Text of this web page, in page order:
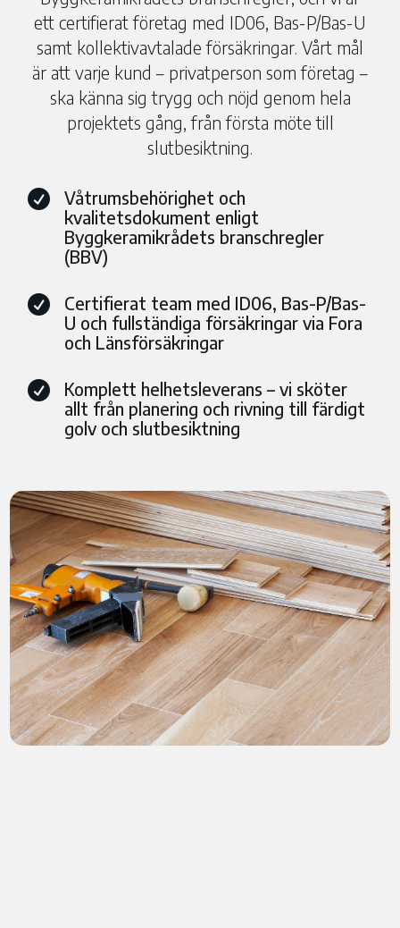
ett certifierat företag med ID06, Bas-P/Bas-U
samt kollektivavtalade försäkringar. Vårt mål
är att varje kund – privatperson som företag –
ska känna sig trygg och nöjd genom hela
projektets gång, från första möte till
slutbesiktning.

Våtrumsbehörighet och
kvalitetsdokument enligt
Byggkeramikrådets branschregler
(BBV)

Certifierat team med ID06, Bas-P/Bas-
U och fullständiga försäkringar via Fora
och Länsförsäkringar

Komplett helhetsleverans – vi sköter
allt från planering och rivning till färdigt
golv och slutbesiktning